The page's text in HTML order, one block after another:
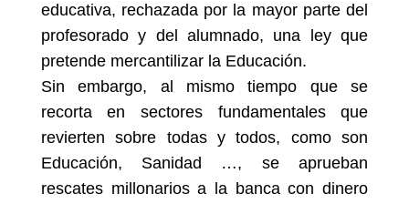
educativa, rechazada por la mayor parte del
profesorado y del alumnado, una ley que
pretende mercantilizar la Educación.
Sin embargo, al mismo tiempo que se
recorta en sectores fundamentales que
revierten sobre todas y todos, como son
Educación, Sanidad …, se aprueban
rescates millonarios a la banca con dinero